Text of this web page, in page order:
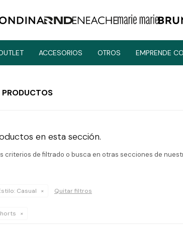
ACCESORIOS OTROS EMPRENDE
PRODUCTOS
en esta sección.
criterios de filtrado o busca en otras secciones de
Casual Quitar filtros